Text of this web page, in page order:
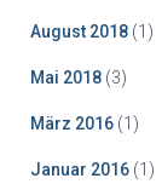
August 2018 (1)
Mai 2018 (3)
März 2016 (1)
Januar 2016 (1)